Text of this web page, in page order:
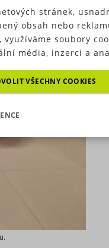
stránek,
obsah nebo
soubory
média, inzerci a
pouze s Vaším
zaškrtnutím políčka
můžete udělit také
všechny
žádného z
nutné cookies“, a
cookies, jejichž
Nastavení
nastavení
aZásadách používání
VŠECHNY COOKIES
SOUBORY